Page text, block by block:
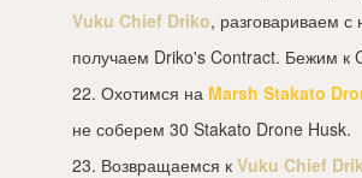
Vuku Chief Driko, разговариваем с
получаем Driko's Contract. Бежим к
22. Охотимся на Marsh Stakato
не соберем 30 Stakato Drone Husk.
23. Возвращаемся к Vuku Chief